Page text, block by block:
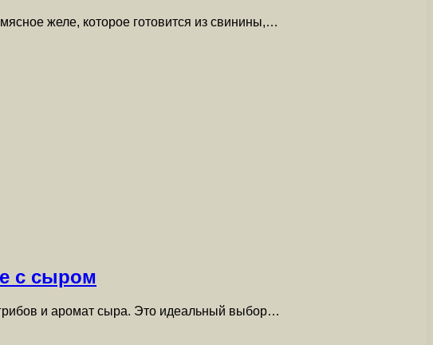
желе, которое готовится из свинины,…
с сыром
и аромат сыра. Это идеальный выбор…